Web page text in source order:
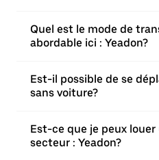
Quel est le mode de
abordable ici : Yeadon?
Est-il possible de se
sans voiture?
Est-ce que je peux
secteur : Yeadon?